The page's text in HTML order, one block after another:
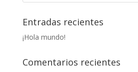
Entradas recientes
¡Hola mundo!
Comentarios recientes